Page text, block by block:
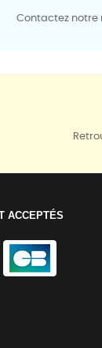
Contactez notre
ACCEPTÉS